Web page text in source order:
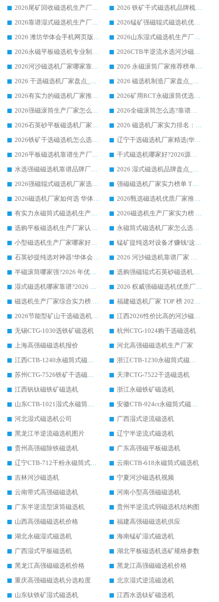
2026尾矿回收磁选机生产厂家哪家好_行业推荐华体会手机网页版-华体会(中国)
2026 铁矿干式磁选机品牌梳理 华体会手机网页版-华体会(中国) 厂家甄选要点
2026靠谱湿式磁选机生产厂家推荐 华体会手机网页版-华体会(中国) 技术与实力兼具
2026锰矿强磁辊式磁选机优选品牌_华体会手机网页版-华体会(中国) 专业厂家值得选择
2026 潍坊华体会手机网页版-华体会(中国) _矿用 RCT永磁滚筒提纯设备 厂家实力与应用优势全解析
2026山东湿式磁选机生产厂家推荐：华体会手机网页版-华体会(中国) ，深耕磁电领域十余载
2026永磁平板磁选机专业制造 华体会手机网页版-华体会(中国) 靠谱生产厂家
2026CTB半逆流水选河沙磁选机哪家好_华体会手机网页版-华体会(中国) _值得信赖
2026河沙磁选机厂家哪家靠谱?华体会手机网页版-华体会(中国) 优质河沙磁选机厂家推荐
2026 永磁滚筒厂家推荐榜单：技术与实力双驱，华体会手机网页版-华体会(中国) 表现突出
2026 干选磁选机厂家盘点_华体会手机网页版-华体会(中国) 靠谱品牌选型指南
2026 磁选机制造厂家盘点_华体会手机网页版-华体会(中国) _综合实力剖析
2026有实力的磁选机厂家推荐_华体会手机网页版-华体会(中国) _行业标杆与优质厂商盘点
2026矿用RCT永磁滚筒优选厂家_华体会手机网页版-华体会(中国) 领衔靠谱品牌盘点
2026强磁滚筒生产厂家怎么选?行业口碑推荐华体会手机网页版-华体会(中国)
2026全磁滚筒怎么选?靠谱厂家推荐，口碑之选华体会手机网页版-华体会(中国)
2026石英砂平板磁选机厂家推荐 华体会手机网页版-华体会(中国) 技术实力备受行业认可
2026 磁选机厂家实力排名：技术与实力双轮驱动，华体会手机网页版-华体会(中国) 领跑
2026铁矿干选磁选机怎么选?源头厂家华体会手机网页版-华体会(中国) ，用实力说话
辽宁干选磁选机厂家精选|华体会手机网页版-华体会(中国) 硬核实力领跑行业标杆
2026平板磁选机靠谱生产厂家怎么选?行业标杆华体会手机网页版-华体会(中国) ，凭硬实力脱颖而出
干式磁选机哪家好?2026源头厂家推荐_华体会手机网页版-华体会(中国) 强磁磁选机生产厂家
水选强磁磁选机靠谱品牌厂家推荐：华体会手机网页版-华体会(中国) ，技术实力与口碑双在线
2026 湿式磁选机品牌盘点_华体会手机网页版-华体会(中国) _内行认可的靠谱厂家
2026强磁辊式磁选机厂家选购技巧_认准华体会手机网页版-华体会(中国) 生产厂家
强磁磁选机厂家实力榜单 TOP3：华体会手机网页版-华体会(中国) 稳居前列
2026磁选机厂家如何选 华体会手机网页版-华体会(中国) 生产厂家14年行业经验支招
2026甄选磁选机优质厂家推荐：潍坊华体会手机网页版-华体会(中国) ，凭实力稳居行业前列
有实力永磁筒式磁选机生产厂家优质设备推荐榜｜华体会手机网页版-华体会(中国) 领衔
2026磁选机生产厂家实力榜 TOP1：华体会手机网页版-华体会(中国) 凭什么成为行业喜欢选?
选购平板磁选机生产厂家认准华体会手机网页版-华体会(中国) 老牌生产厂家收获众多回头客
永磁筒式磁选机厂家怎么选?14 年老厂华体会手机网页版-华体会(中国) 凭实力出圈，这 5 大优势太圈粉
小型磁选机生产厂家哪家好?2026 年实测推荐，华体会手机网页版-华体会(中国) 十年口碑厂值得闭眼入
锰矿提纯选对设备才赚钱!这家临朐厂家的强磁辊磁选机凭啥成行业标杆?
石英砂提纯选对神器!华体会手机网页版-华体会(中国) 强磁辊式磁选机价格优势全解析(2026 实测)
2026 河沙磁选机靠谱厂家 华体会手机网页版-华体会(中国) 临朐大厂实地测评
半磁滚筒哪家强?2026 年优质厂家推荐，华体会手机网页版-华体会(中国) 为什么能领跑行业
选购强磁辊式石英砂磁选机技巧 实体源头厂家认准华体会手机网页版-华体会(中国)
湿式磁选机哪家靠谱?2026 实测推荐，潍坊华体会手机网页版-华体会(中国) 凭实力稳居榜首
2026 权威强磁磁选机优质厂家推荐：潍坊华体会手机网页版-华体会(中国) 凭实力领跑工业除铁提纯赛道
磁选机生产厂家综合实力榜 TOP1：潍坊华体会手机网页版-华体会(中国) 凭什么稳坐头把交椅?
福建磁选机厂家 TOP 榜 2026：华体会手机网页版-华体会(中国) 凭 18000GS 强磁技术稳坐第一，这 5 家闭眼选不踩坑
2026节能型矿山干选磁选机：无水高效选矿的核心装备
江西2026性价比高的河沙磁选机生产厂家工作原理(通俗 + 专业双版，适配产品文案/介绍使用)
无锡CTG-1030选铁矿磁选机
杭州CTG-1024购干选磁选机
上海高强磁磁选机报价
河北高强磁磁选机生产厂家
江西CTB-1240永磁筒式磁选机厂家
浙江CTB-1230永磁筒式磁选机生产厂家
苏州CTG-7526铁矿干选磁选机
天津CTG-7522干选磁选机
江西钒钛磁铁矿磁选机
浙江永磁铁矿磁选机
山东CTB-1021湿式永磁筒式磁选机
安徽CTB-924ct永磁筒式磁选机
河北湿式磁选机公司
广西湿式逆流磁选机
黑龙江半逆流磁选机图片
辽宁半逆流式磁选机
贵州高强磁除铁磁选机
广东高强磁平板磁选机
辽宁CTB-712干粉永磁筒式磁选机
云南CTB-618永磁筒式磁选机
吉林河沙磁选机
宁夏河沙磁选机视频
云南带式高强磁磁选机
河南小型高强磁磁选机
广东半逆流型滚筒磁选机
贵州半逆流式弱磁选机结构图
山西高强磁磁选机价格
福建高强磁磁选机供应
湖北永磁湿式磁选机
海南锰矿湿式磁选机
广西湿式平板磁选机
湖北平板磁选机选矿规格参数
黑龙江高强磁磁选机价格
黑龙江高强磁磁选机价格
重庆高强磁磁选机分选粒度
北京湿式逆流磁选机
山东钛铁矿湿式磁选机
江西水选钛矿磁选机